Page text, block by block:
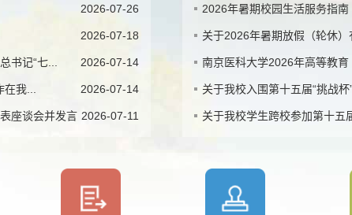
2026-07-26
2026-07-18
2026-07-14
书记“七...
2026-07-14
我...
2026-07-11
座谈会并发言
2026年暑期校园生活服务指南
关于2026年暑期放假（轮休
南京医科大学2026年高等教
关于我校入围第十五届“挑战
关于我校学生跨校参加第十五